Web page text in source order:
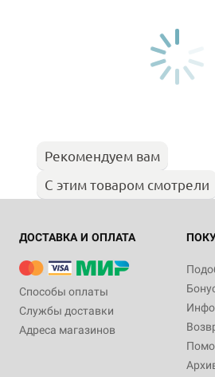
Рекомендуем вам
С этим товаром смотрели
ДОСТАВКА И ОПЛАТА
Способы оплаты
Службы доставки
Адреса магазинов